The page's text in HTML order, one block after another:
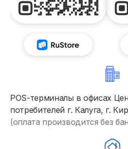
POS-терминалы в офисах
потребителей г. Калуга, г.
(оплата производится без
Договор
Тарифы
Интервалы тарифных зон
Расчёт электроэнергии
Расчёт норматива